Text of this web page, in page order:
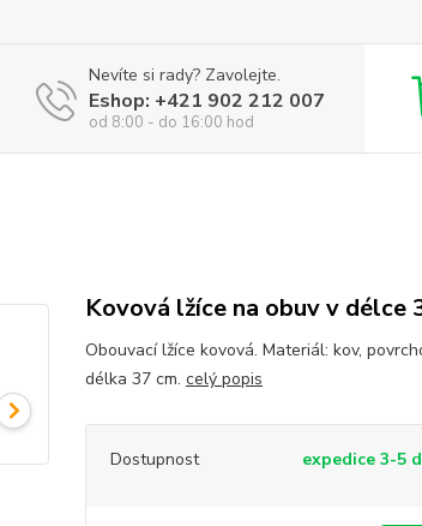
Nevíte si rady? Zavolejte.
Eshop: +421 902 212 007
od 8:00 - do 16:00 hod
Kovová lžíce na obuv v délce
Obouvací lžíce kovová. Materiál: kov,
délka 37 cm. celý popis
Dostupnost expedice 3-5